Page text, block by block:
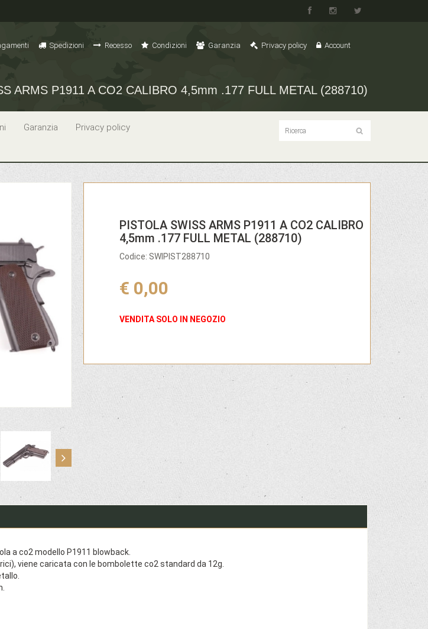
Spedizioni Recesso Condizioni Garanzia Privacy policy
Account
ARMS P1911 A CO2 CALIBRO 4,5mm .177 FULL METAL (288710)
Garanzia
Privacy policy
PISTOLA SWISS ARMS P1911 A CO2 CALIBRO
4,5mm .177 FULL METAL (288710)
Codice: SWIPIST288710
€ 0,00
VENDITA SOLO IN NEGOZIO
a co2 modello P1911 blowback.
viene caricata con le bombolette co2 standard da 12g.